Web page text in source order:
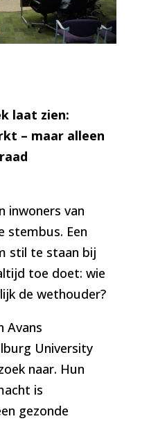
laat zien:
– maar alleen
inwoners van
stembus. Een
stil te staan bij
toe doet: wie
de wethouder?
Avans
University
naar. Hun
is
gezonde